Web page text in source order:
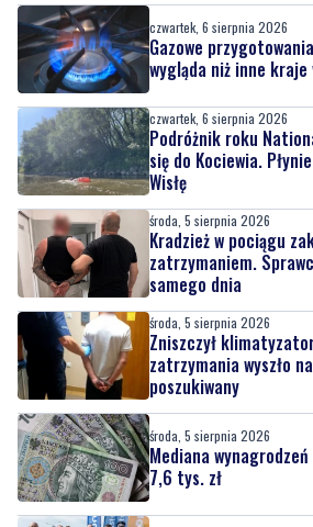
czwartek, 6 sierpnia 2026
Gazowe
wygląda niż inne kraje
czwartek, 6 sierpnia 2026
Podróżnik roku
się do Kociewia.
Wisłę
środa, 5 sierpnia 2026
Kradzież w pociągu
zatrzymaniem.
samego dnia
środa, 5 sierpnia 2026
Zniszczył
zatrzymania wyszło
poszukiwany
środa, 5 sierpnia 2026
Mediana
7,6 tys. zł